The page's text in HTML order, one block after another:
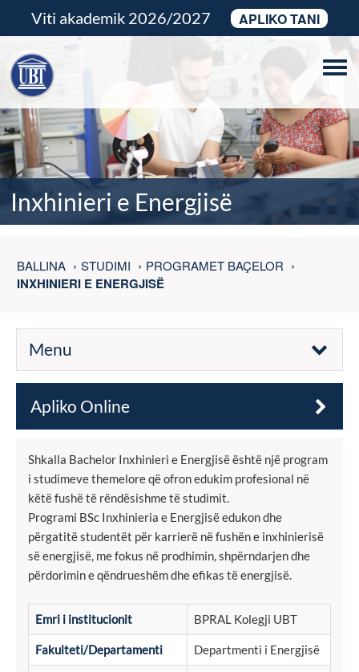
Viti akademik 2026/2027 APLIKO TANI
Inxhinieri e Energjisë
BALLINA STUDIMI PROGRAMET BAÇELOR
INXHINIERI E ENERGJISË
Menu
Apliko Online
Shkalla Bachelor Inxhinieri e Energjisë është një program
i studimeve themelore që ofron edukim profesional në
këtë fushë të rëndësishme të studimit.
Programi BSc Inxhinieria e Energjisë edukon dhe
përgatitë studentët për karrierë në fushën e inxhinierisë
së energjisë, me fokus në prodhimin, shpërndarjen dhe
përdorimin e qëndrueshëm dhe efikas të energjisë.
Emri i institucionit BPRAL Kolegji UBT
Fakulteti/Departamenti Departmenti i Energjisë